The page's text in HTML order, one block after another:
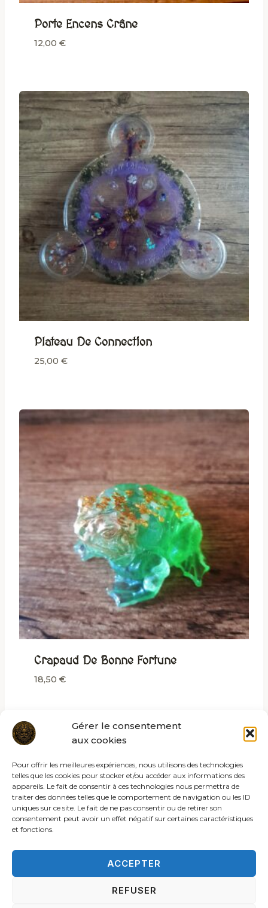
Gérer le consentement
aux cookies
Pour offrir les meilleures expériences, nous utilisons des technologies
telles que les cookies pour stocker et/ou accéder aux informations des
appareils. Le fait de consentir à ces technologies nous permettra de
traiter des données telles que le comportement de navigation ou les ID
uniques sur ce site. Le fait de ne pas consentir ou de retirer son
consentement peut avoir un effet négatif sur certaines caractéristiques
et fonctions.
ACCEPTER
REFUSER
Porte Encens Crâne
12,00 €
Plateau De Connection
25,00 €
Crapaud De Bonne Fortune
18,50 €
© 2026 Les rites de la sybille